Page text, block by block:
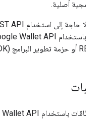
برمجية أصلية.
REST API أو حزمة تطوير البرامج (SDK) لنظام التشغيل Android، يمكنك الاطّلاع على
المتطلّبات
لإصدار بطاقات باستخدام Google Wallet API، عليك أولاً تنفيذ ما يلي: